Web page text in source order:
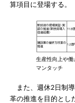
算項目に登場する。
生産性向上や
マンタッチ
また、週休2日制
革の推進を目的とし